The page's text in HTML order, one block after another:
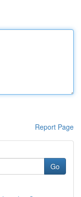
Report Page
Go